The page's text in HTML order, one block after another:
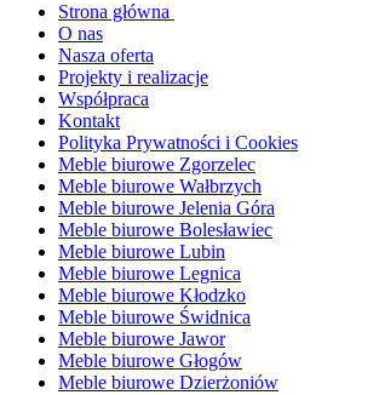
Strona główna
O nas
Nasza oferta
Projekty i realizacje
Współpraca
Kontakt
Polityka Prywatności i Cookies
Meble biurowe Zgorzelec
Meble biurowe Wałbrzych
Meble biurowe Jelenia Góra
Meble biurowe Bolesławiec
Meble biurowe Lubin
Meble biurowe Legnica
Meble biurowe Kłodzko
Meble biurowe Świdnica
Meble biurowe Jawor
Meble biurowe Głogów
Meble biurowe Dzierżoniów